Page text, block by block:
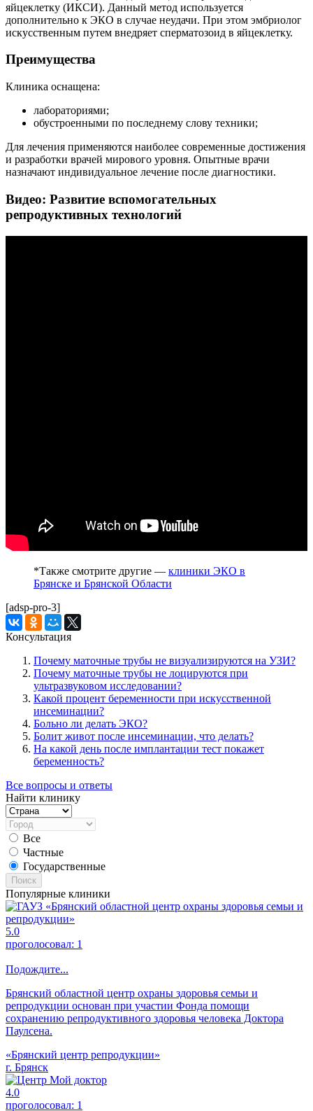
яйцеклетку (ИКСИ). Данный метод используется
дополнительно к ЭКО в случае неудачи. При этом эмбриолог
искусственным путем внедряет сперматозоид в яйцеклетку.
Преимущества
Клиника оснащена:
лабораториями;
обустроенными по последнему слову техники;
Для лечения применяются наиболее современные достижения
и разработки врачей мирового уровня. Опытные врачи
назначают индивидуальное лечение после диагностики.
Видео: Развитие вспомогательных
репродуктивных технологий
*Также смотрите другие — клиники ЭКО в
Брянске и Брянской Области
[adsp-pro-3]
Консультация
Почему маточные трубы не визуализируются на УЗИ?
Почему маточные трубы не лоцируются при
ультразвуковом исследовании?
Какой процент беременности при искусственной
инсеминации?
Больно ли делать ЭКО?
Болит живот после инсеминации, что делать?
На какой день после имплантации тест покажет
беременность?
Все вопросы и ответы
Найти клинику
Все
Частные
Государственные
Поиск
Популярные клиники
5.0
проголосовал: 1
Подождите...
Брянский областной центр охраны здоровья семьи и
репродукции основан при участии Фонда помощи
сохранению репродуктивного здоровья человека Доктора
Паулсена.
«Брянский центр репродукции»
г. Брянск
4.0
проголосовал: 1